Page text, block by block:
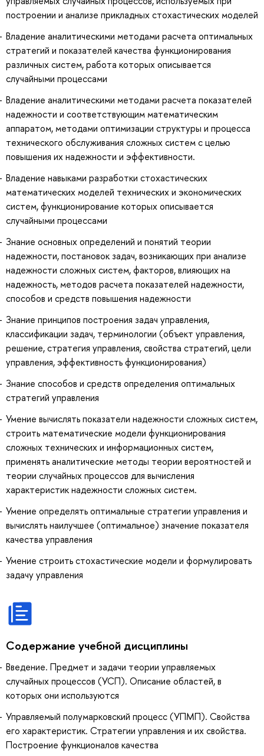
построении и анализе прикладных стохастических моделей
Владение аналитическими методами расчета оптимальных
стратегий и показателей качества функционирования
различных систем, работа которых описывается
случайными процессами
Владение аналитическими методами расчета показателей
надежности и соответствующим математическим
аппаратом, методами оптимизации структуры и процесса
технического обслуживания сложных систем с целью
повышения их надежности и эффективности.
Владение навыками разработки стохастических
математических моделей технических и экономических
систем, функционирование которых описывается
случайными процессами
Знание основных определений и понятий теории
надежности, постановок задач, возникающих при анализе
надежности сложных систем, факторов, влияющих на
надежность, методов расчета показателей надежности,
способов и средств повышения надежности
Знание принципов построения задач управления,
классификации задач, терминологии (объект управления,
решение, стратегия управления, свойства стратегий, цели
управления, эффективность функционирования)
Знание способов и средств определения оптимальных
стратегий управления
Умение вычислять показатели надежности сложных систем,
строить математические модели функционирования
сложных технических и информационных систем,
применять аналитические методы теории вероятностей и
теории случайных процессов для вычисления
характеристик надежности сложных систем.
Умение определять оптимальные стратегии управления и
вычислять наилучшее (оптимальное) значение показателя
качества управления
Умение строить стохастические модели и формулировать
задачу управления
Содержание учебной дисциплины
Введение. Предмет и задачи теории управляемых
случайных процессов (УСП). Описание областей, в
которых они используются
Управляемый полумарковский процесс (УПМП). Свойства
его характеристик. Стратегии управления и их свойства.
Построение функционалов качества